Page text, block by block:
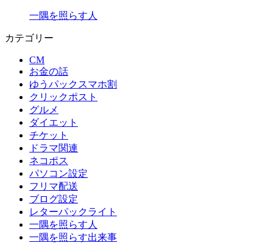
一隅を照らす人
カテゴリー
CM
お金の話
ゆうパックスマホ割
クリックポスト
グルメ
ダイエット
チケット
ドラマ関連
ネコポス
パソコン設定
フリマ配送
ブログ設定
レターパックライト
一隅を照らす人
一隅を照らす出来事